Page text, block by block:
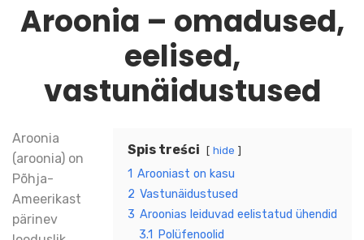
Aroonia – omadused,
eelised,
vastunäidustused
Spis treści hide
1 Arooniast on kasu
2 Vastunäidustused
3 Aroonias leiduvad eelistatud ühendid
3.1
Polüfenoolid
Aroonia
(aroonia) on
Põhja-
Ameerikast
pärinev